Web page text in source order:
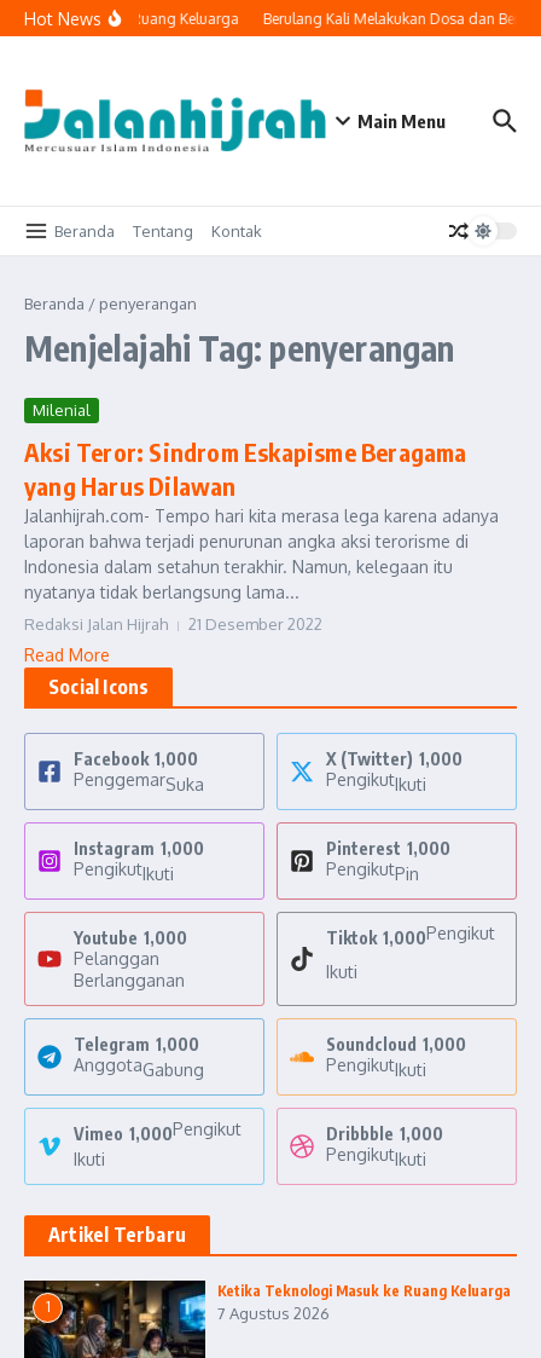
Lewati ke konten
Hot NewsMasuk ke Ruang Keluarga Berulang Kali Melakukan Dosa dan
Main Menu
Beranda Tentang Kontak
Beranda / penyerangan
Menjelajahi Tag: penyerangan
Milenial
Aksi Teror: Sindrom Eskapisme Beragama
yang Harus Dilawan
Jalanhijrah.com- Tempo hari kita merasa lega karena adanya
laporan bahwa terjadi penurunan angka aksi terorisme di
Indonesia dalam setahun terakhir. Namun, kelegaan itu
nyatanya tidak berlangsung lama...
Redaksi Jalan Hijrah 21 Desember 2022
Read More
Social Icons
Facebook 1,000
PenggemarSuka
X (Twitter) 1,000
PengikutIkuti
Instagram 1,000
PengikutIkuti
Pinterest 1,000
PengikutPin
Youtube 1,000
Pelanggan
Berlangganan
Tiktok 1,000Pengikut
Ikuti
Telegram 1,000
AnggotaGabung
Soundcloud 1,000
PengikutIkuti
Vimeo 1,000Pengikut
Ikuti
Dribbble 1,000
PengikutIkuti
Artikel Terbaru
1
Ketika Teknologi Masuk ke Ruang Keluarga
7 Agustus 2026